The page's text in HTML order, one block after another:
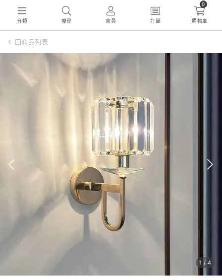
分類 搜尋 會員 訂單
0
購物車
回商品列表
1 / 4